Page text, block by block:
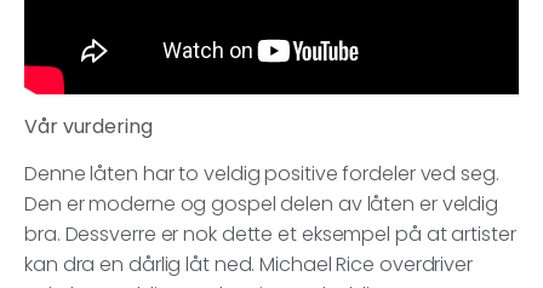
Vår vurdering
Denne låten har to veldig positive fordeler ved seg.
Den er moderne og gospel delen av låten er veldig
bra. Dessverre er nok dette et eksempel på at artister
kan dra en dårlig låt ned. Michael Rice overdriver